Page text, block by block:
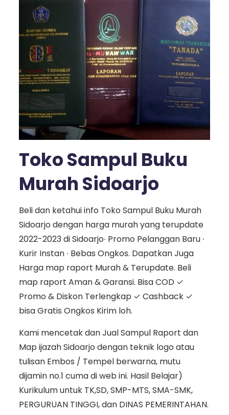
Toko Sampul Buku
Murah Sidoarjo
Beli dan ketahui info Toko Sampul Buku Murah
Sidoarjo dengan harga murah yang terupdate
2022-2023 di Sidoarjo∙ Promo Pelanggan Baru ∙
Kurir Instan ∙ Bebas Ongkos. Dapatkan Juga
Harga map raport Murah & Terupdate. Beli
map raport Aman & Garansi. Bisa COD ✓
Promo & Diskon Terlengkap ✓ Cashback ✓
bisa Gratis Ongkos Kirim loh.
Kami mencetak dan Jual Sampul Raport dan
Map ijazah Sidoarjo dengan teknik logo atau
tulisan Embos / Tempel berwarna, mutu
dijamin no.1 cuma di web ini. Hasil Belajar)
Kurikulum untuk TK,SD, SMP-MTS, SMA-SMK,
PERGURUAN TINGGI, dan DINAS PEMERINTAHAN.